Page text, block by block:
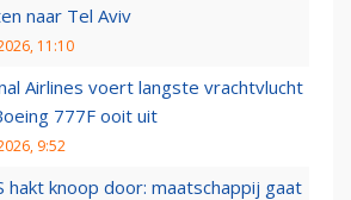
naar Tel Aviv
11:10
Airlines voert langste vrachtvlucht
777F ooit uit
9:52
hakt knoop door: maatschappij gaat